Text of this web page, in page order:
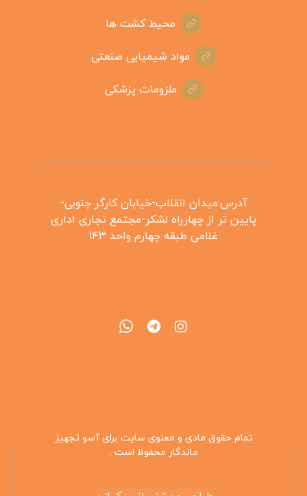
محیط کشت ها
مواد شیمیایی صنعتی
ملزومات پزشکی
آدرس:میدان انقلاب-خیابان کارگر جنوبی-
پایین تر از چهارراه لشکر-مجتمع تجاری اداری
غلامی طبقه چهارم واحد ۱۴۳
تمام حقوق مادی و معنوی سایت برای آسو تجهیز
ماندگار محفوظ است .